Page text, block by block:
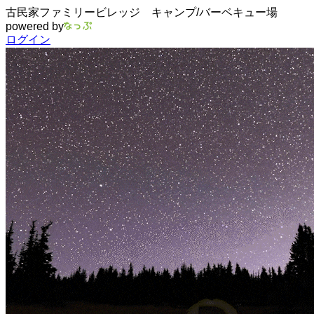
古民家ファミリービレッジ キャンプ/バーベキュー場
powered by
ログイン